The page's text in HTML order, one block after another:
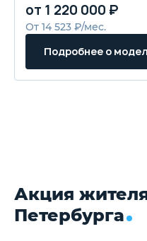
Встроенные в наружные
зеркала указатели
Рейлинги на крыше
Отделка интерьера и
сидений экокожей
красного цвета
Карманы для
спинках передних
Центральный
второго ряда сидений
от 1 220 000 ₽
От 14 523 ₽/мес.
Подробнее о
Акция
Петербурга